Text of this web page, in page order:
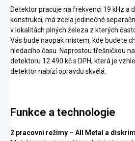
Detektor pracuje na frekvenci 19 kHz a
konstrukci, má zcela jedinečné
v lokalitách plných železa z kterých
Vás bude naopak místem, kde budete
hledacího času. Naprostou třešničkou
detektoru 12 490 kč s DPH, která je
detektor nabízí opravdu skvělá.
Funkce a technologie
2 pracovní režimy – All Metal a